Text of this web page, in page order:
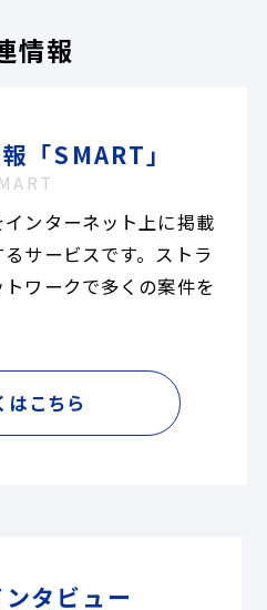
情報
「SMART」
ンターネット上に掲載
サービスです。ストラ
ワークで多くの案件を
はこちら
タビュー